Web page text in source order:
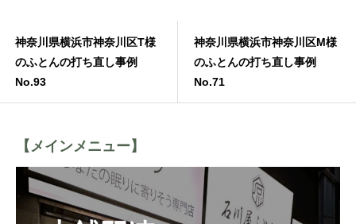
神奈川県横浜市神奈川区T様
のふとんの打ち直し事例
No.93
神奈川県横浜市神奈川区M様
のふとんの打ち直し事例
No.71
【メインメニュー】